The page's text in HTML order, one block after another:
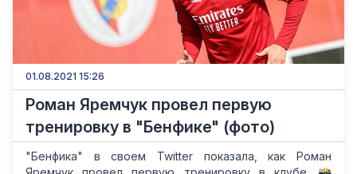
01.08.2021 15:26
Роман Яремчук провел первую
тренировку в "Бенфике" (фото)
"Бенфика" в своем Twitter показала, как Роман